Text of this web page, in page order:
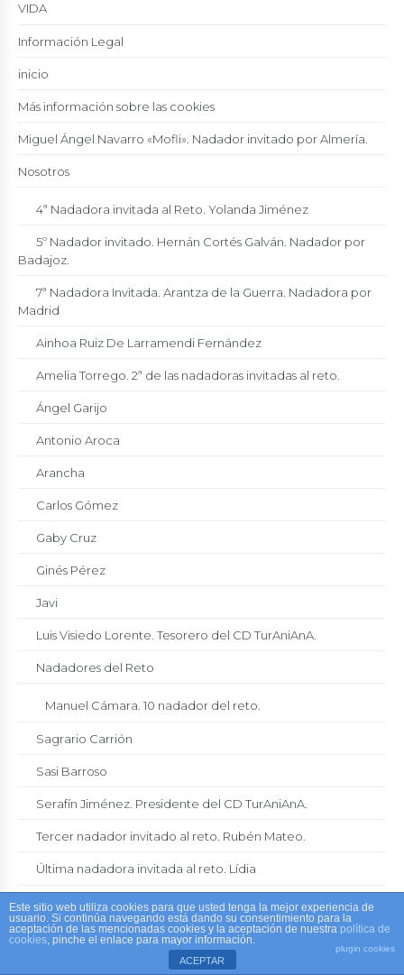
VIDA
Información Legal
inicio
Más información sobre las cookies
Miguel Ángel Navarro «Mofli». Nadador invitado por Almería.
Nosotros
4ª Nadadora invitada al Reto. Yolanda Jiménez
5º Nadador invitado. Hernán Cortés Galván. Nadador por
Badajoz.
7ª Nadadora Invitada. Arantza de la Guerra. Nadadora por
Madrid
Ainhoa Ruiz De Larramendi Fernández
Amelia Torrego. 2ª de las nadadoras invitadas al reto.
Ángel Garijo
Antonio Aroca
Arancha
Carlos Gómez
Gaby Cruz
Ginés Pérez
Javi
Luis Visiedo Lorente. Tesorero del CD TurAniAnA.
Nadadores del Reto
Manuel Cámara. 10 nadador del reto.
Sagrario Carrión
Sasi Barroso
Serafín Jiménez. Presidente del CD TurAniAnA.
Tercer nadador invitado al reto. Rubén Mateo.
Última nadadora invitada al reto. Lídia
Política de cookies
Proyecto
Este sitio web utiliza cookies para que usted tenga la mejor experiencia de
usuario. Si continúa navegando está dando su consentimiento para la
aceptación de las mencionadas cookies y la aceptación de nuestra política de
cookies, pinche el enlace para mayor información.
plugin cookies
ACEPTAR